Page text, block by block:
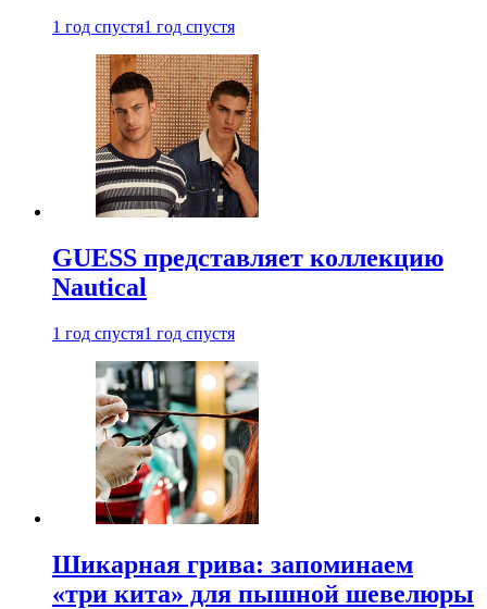
1 год спустя1 год спустя
GUESS представляет коллекцию
Nautical
1 год спустя1 год спустя
Шикарная грива: запоминаем
«три кита» для пышной шевелюры